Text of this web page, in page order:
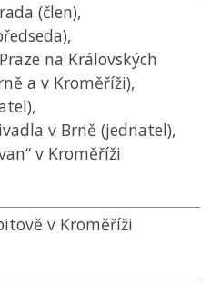
(člen),
na Královských
a v Kroměříži),
v Brně (jednatel),
v Kroměříži
v Kroměříži